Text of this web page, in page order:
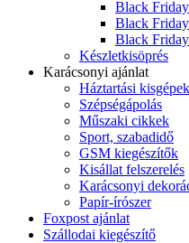
Black
Black
Black
Készletkisöprés
Karácsonyi ajánlat
Háztartási kisgépek
Szépségápolás
Műszaki cikkek
Sport, szabadidő
GSM kiegészítők
Kisállat felszerelés
Karácsonyi
Papír-írószer
Foxpost ajánlat
Szállodai kiegészítő